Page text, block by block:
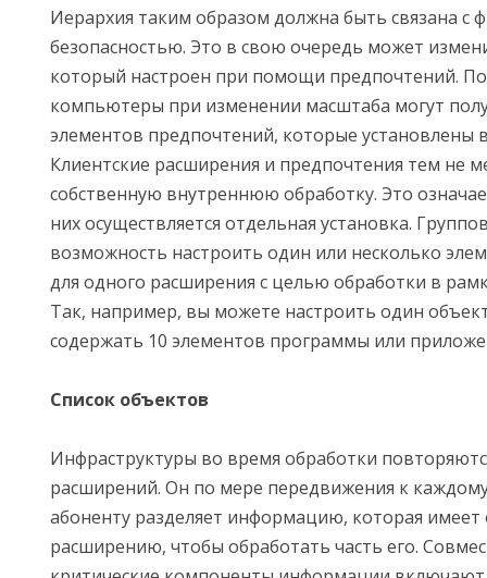
Иерархия таким образом должна быть связана с
безопасностью. Это в свою очередь может
который настроен при помощи предпочтений.
компьютеры при изменении масштаба могут
элементов предпочтений, которые установлены
Клиентские расширения и предпочтения тем не
собственную внутреннюю обработку. Это
них осуществляется отдельная установка.
возможность настроить один или несколько
для одного расширения с целью обработки в
Так, например, вы можете настроить один
содержать 10 элементов программы или
Список объектов
Инфраструктуры во время обработки
расширений. Он по мере передвижения к
абоненту разделяет информацию, которая
расширению, чтобы обработать часть его.